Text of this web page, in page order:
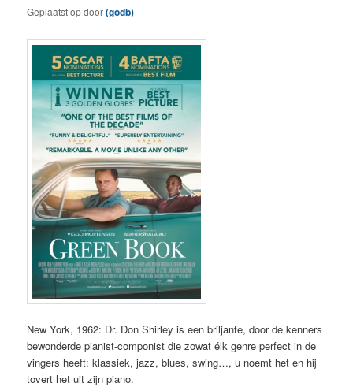
Geplaatst opdoor(godb)
New York, 1962: Dr. Don Shirley is een briljante, door de kenners
bewonderde pianist-componist die zowat élk genre perfect in de
vingers heeft: klassiek, jazz, blues, swing…, u noemt het en hij
tovert het uit zijn piano.